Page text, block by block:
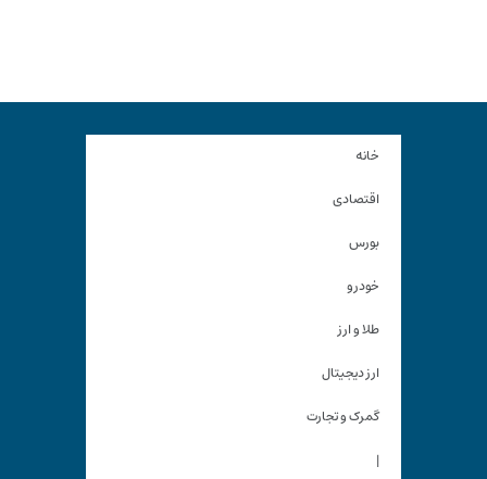
خانه
اقتصادی
بورس
خودرو
طلا و ارز
ارز دیجیتال
گمرک و تجارت
|